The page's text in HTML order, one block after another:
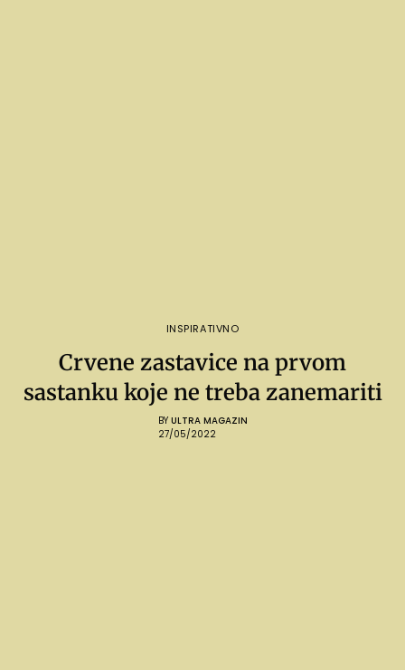
INSPIRATIVNO
Crvene zastavice na prvom
sastanku koje ne treba zanemariti
BY ULTRA MAGAZIN
27/05/2022